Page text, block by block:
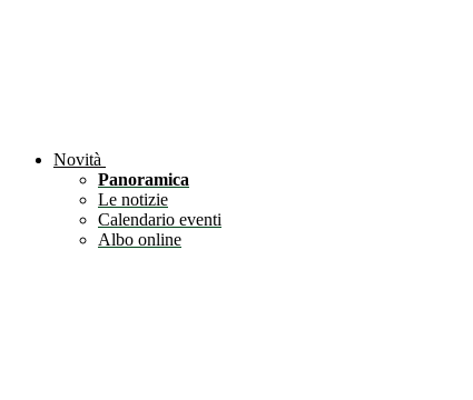
Novità
Panoramica
Le notizie
Calendario eventi
Albo online